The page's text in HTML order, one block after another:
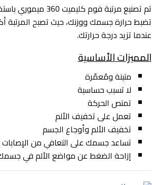
تم تصنيع مرتبة فوم
تضبط حرارة جسمك ووزنك، حيث تصبح المرتبة
عندما تزيد درجة حرارتك.
المميزات الأساسية
متينة ومُعمّرة
لا تسبب حساسية
تمتص الحركة
تعمل على تخفيف الألم
تخفيف الألم وأوجاع الجسم
تساعد جسمك على التعافي من الإصابات
إزاحة الضغط عن مواضع الألم في